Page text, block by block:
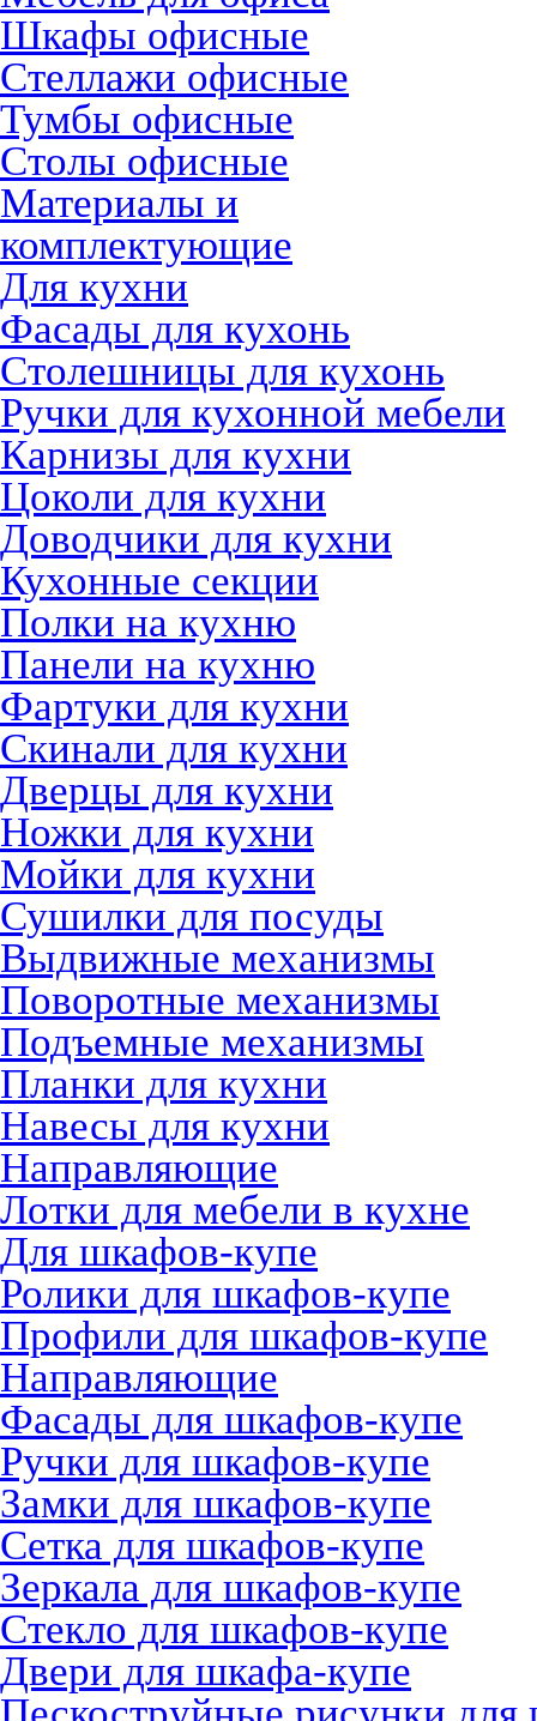
Шкафы офисные
Стеллажи офисные
Тумбы офисные
Столы офисные
Материалы и
комплектующие
Для кухни
Фасады для кухонь
Столешницы для кухонь
Ручки для кухонной мебели
Карнизы для кухни
Цоколи для кухни
Доводчики для кухни
Кухонные секции
Полки на кухню
Панели на кухню
Фартуки для кухни
Скинали для кухни
Дверцы для кухни
Ножки для кухни
Мойки для кухни
Сушилки для посуды
Выдвижные механизмы
Поворотные механизмы
Подъемные механизмы
Планки для кухни
Навесы для кухни
Направляющие
Лотки для мебели в кухне
Для шкафов-купе
Ролики для шкафов-купе
Профили для шкафов-купе
Направляющие
Фасады для шкафов-купе
Ручки для шкафов-купе
Замки для шкафов-купе
Сетка для шкафов-купе
Зеркала для шкафов-купе
Стекло для шкафов-купе
Двери для шкафа-купе